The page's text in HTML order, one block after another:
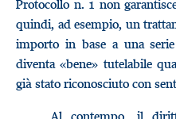
Protocollo n. 1 non
quindi, ad esempio, un
importo in base a una
diventa «bene» tutelabile
già stato riconosciuto con
Al contempo, il